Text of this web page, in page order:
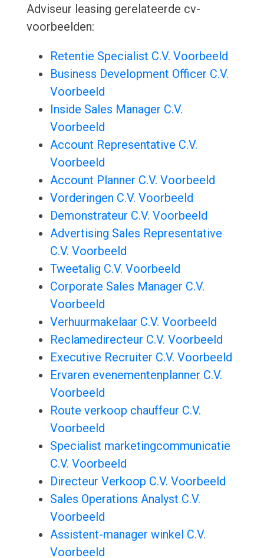
Adviseur leasing gerelateerde cv-
voorbeelden:
Retentie Specialist C.V. Voorbeeld
Business Development Officer C.V.
Voorbeeld
Inside Sales Manager C.V.
Voorbeeld
Account Representative C.V.
Voorbeeld
Account Planner C.V. Voorbeeld
Vorderingen C.V. Voorbeeld
Demonstrateur C.V. Voorbeeld
Advertising Sales Representative
C.V. Voorbeeld
Tweetalig C.V. Voorbeeld
Corporate Sales Manager C.V.
Voorbeeld
Verhuurmakelaar C.V. Voorbeeld
Reclamedirecteur C.V. Voorbeeld
Executive Recruiter C.V. Voorbeeld
Ervaren evenementenplanner C.V.
Voorbeeld
Route verkoop chauffeur C.V.
Voorbeeld
Specialist marketingcommunicatie
C.V. Voorbeeld
Directeur Verkoop C.V. Voorbeeld
Sales Operations Analyst C.V.
Voorbeeld
Assistent-manager winkel C.V.
Voorbeeld